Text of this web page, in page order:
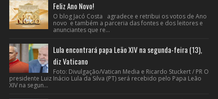
Feliz Ano Novo!
O blog Jacó Costa agradece e retribui os votos de Ano
novo e também a parceria das fontes e dos leitores e
anunciantes que re...
Lula encontrará papa Leão XIV na segunda-feira (13),
diz Vaticano
Foto: Divulgação/Vatican Media e Ricardo Stuckert / PR O
presidente Luiz Inácio Lula da Silva (PT) será recebido pelo Papa Leão
XIV na segun...